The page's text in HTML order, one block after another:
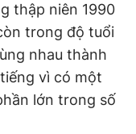
thập niên 1990
trong độ tuổi
nhau thành
vì có một
lớn trong số